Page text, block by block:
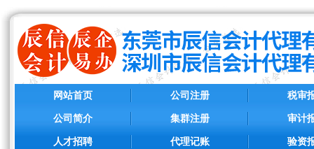
网站首页
公司简介
人才招聘
公司注册
集群注册
代理记账
税审
审计
验资